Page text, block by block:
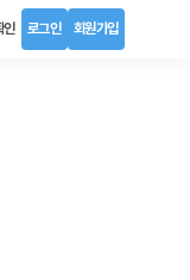
인 로그인 회원가입